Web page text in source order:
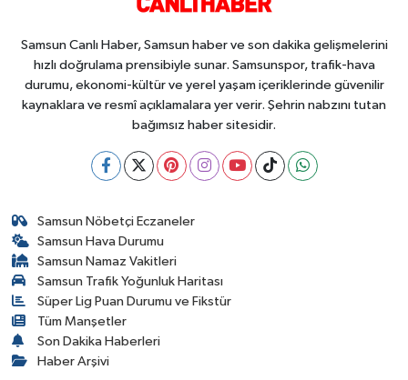
Samsun Canlı Haber, Samsun haber ve son dakika gelişmelerini
hızlı doğrulama prensibiyle sunar. Samsunspor, trafik-hava
durumu, ekonomi-kültür ve yerel yaşam içeriklerinde güvenilir
kaynaklara ve resmî açıklamalara yer verir. Şehrin nabzını tutan
bağımsız haber sitesidir.
Samsun Nöbetçi Eczaneler
Samsun Hava Durumu
Samsun Namaz Vakitleri
Samsun Trafik Yoğunluk Haritası
Süper Lig Puan Durumu ve Fikstür
Tüm Manşetler
Son Dakika Haberleri
Haber Arşivi